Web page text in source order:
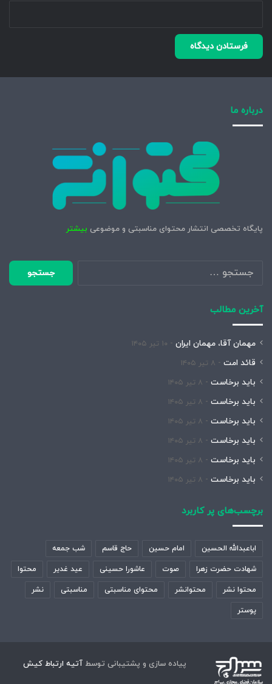
درباره ما
پایگاه تخصصی انتشار محتوای مناسبتی و موضوعی بیشتر
جستجو
برای:
آخرین مطالب
مهمان آقا، مهمان ایران ۱۰ تیر ۱۴۰۵
قائد امت ۸ تیر ۱۴۰۵
باید برخاست ۸ تیر ۱۴۰۵
باید برخاست ۸ تیر ۱۴۰۵
باید برخاست ۸ تیر ۱۴۰۵
باید برخاست ۸ تیر ۱۴۰۵
باید برخاست ۸ تیر ۱۴۰۵
باید برخاست ۸ تیر ۱۴۰۵
برچسب‌های پر کاربرد
اباعبدالله الحسین امام حسین حاج قاسم شب جمعه
شهادت حضرت زهرا صوت عاشورا حسینی عید غدیر محتوا
محتوا نشر محتوانشر محتوای مناسبتی مناسبتی نشر
پوستر
پیاده سازی و پشتیبانی توسط آتیه ارتباط کیش